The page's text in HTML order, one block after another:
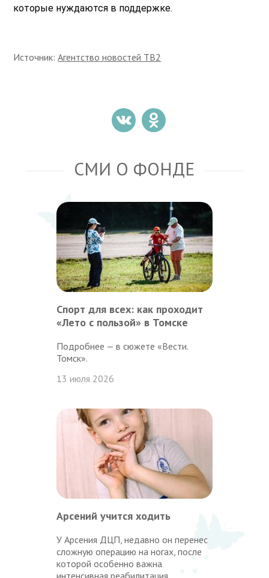
которые нуждаются в поддержке.
Источник:Агентство новостей ТВ2
СМИ О ФОНДЕ
Спорт для всех: как проходит
«Лето с пользой» в Томске
Подробнее — в сюжете «Вести.
Томск».
13 июля 2026
Арсений учится ходить
У Арсения ДЦП, недавно он перенес
сложную операцию на ногах, после
которой особенно важна